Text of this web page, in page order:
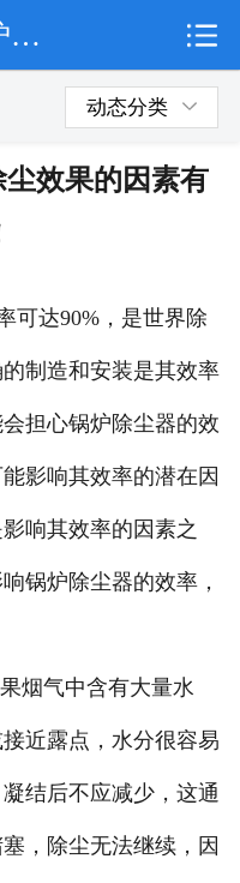
公司简介
影响锅炉除尘器除尘效果的因素有哪些
动态分类
效果的因素有
可达90%，是世界除
制造和安装是其效率
担心锅炉除尘器的效
影响其效率的潜在因
响其效率的因素之
锅炉除尘器的效率，
烟气中含有大量水
近露点，水分很容易
结后不应减少，这通
，除尘无法继续，因